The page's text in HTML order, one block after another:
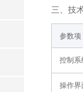
三、技
‌参数项‌
控制系
操作界